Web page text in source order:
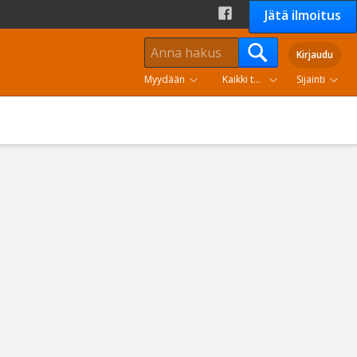
Jätä ilmoitus
Kirjaudu
Myydään
Kaikki tuoteryhmät Sijainti